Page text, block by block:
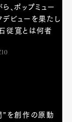
Cars
ら、ポップミュー
デビューを果たし
従寛とは何者
”を創作の原動